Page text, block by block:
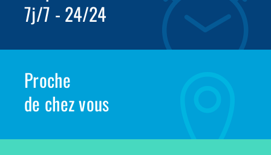
7j/7 - 24/24
Proche
de chez vous